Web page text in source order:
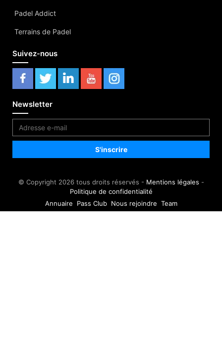
Padel Addict
Terrains de Padel
Suivez-nous
Newsletter
© Copyright 2026 tous droits réservés - Mentions légales -
Politique de confidentialité
Annuaire
Pass Club Nous rejoindre Team